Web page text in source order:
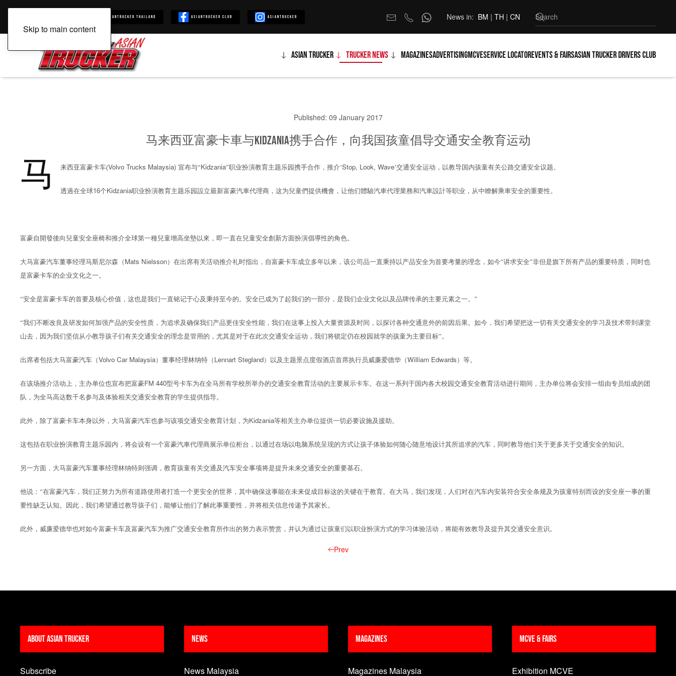
Skip to main content
Asiantrucker Thailand Asiantrucker Club Asiantrucker News in: BM | TH | CN
Asian Trucker Trucker News MagazinesAdvertisingMCVEService locatorEvents & FairsAsian Trucker Drivers Club
Published: 09 January 2017
马来西亚富豪卡車与Kidzania携手合作，向我国孩童倡导交通安全教育运动
马 来西亚富豪卡车(Volvo Trucks Malaysia) 宣布与“Kidzania”职业扮演教育主题乐园携手合作，推介‘Stop, Look, Wave’交通安全运动 ，以教导国内孩童有关公路交通安全议题。
透過在全球16个Kidzania职业扮演教育主题乐园設立最新富豪汽車代理商，这为兒童們提供機會，让他们體驗汽車代理業務和汽車設計等职业，从中瞭解乘車安全的重要性。
富豪自開發後向兒童安全座椅和推介全球第一種兒童增高坐墊以來，即一直在兒童安全創新方面扮演倡導性的角色。
大马富豪汽车董事经理马斯尼尔森 （ Mats Nielsson）在出席有关活动推介礼时指出，自富豪卡车成立多年以来，该公司品一直秉持以产品安全为首要考量的理念，如今“讲求安全”非但是旗下所有产品的重要特质，同时也
是富豪卡车的企业文化之一。
“安全是富豪卡车的首要及核心价值，这也是我们一直铭记于心及秉持至今的。安全已成为了起我们的一部分，是我们企业文化以及品牌传承的主要元素之一。”
“我们不断改良及研发如何加强产品的安全性质，为追求及确保我们产品更佳安全性能，我们在这事上投入大量资源及时间，以探讨各种交通意外的前因后果。如今，我们希望把这一切有关交通安全的学习及技术带到课堂
山去，因为我们坚信从小教导孩子们有关交通安全的理念是管用的，尤其是对于在此次交通安全运动，我们将锁定仍在校园就学的孩童为主要目标”。
出席者包括大马富豪汽车（Volvo Car Malaysia）董事经理林纳特（ Lennart Stegland）以及主题景点度假酒店首席执行员威廉爱德华 （William Edwards ）等。
在该场推介活动上，主办单位也宣布把富豪FM 440型号卡车为在全马所有学校所举办的交通安全教育活动的主要展示卡车。在这一系列于国内各大校园交通安全教育活动进行期间，主办单位将会安排一组由专员组成的团
队，为全马高达数千名参与及体验相关交通安全教育的学生提供指导。
此外，除了富豪卡车本身以外，大马富豪汽车也参与该项交通安全教育计划，为Kidzania等相关主办单位提供一切必要设施及援助。
这包括在职业扮演教育主题乐园内，将会设有一个富豪汽車代理商展示单位柜台，以通过在场以电脑系统呈现的方式让孩子体验如何随心随意地设计其所追求的汽车，同时教导他们关于更多关于交通安全的知识。
另一方面，大马富豪汽车董事经理林纳特则强调，教育孩童有关交通及汽车安全事项将是提升未来交通安全的重要基石。
他说： “在富豪汽车，我们正努力为所有道路使用者打造一个更安全的世界，其中确保这事能在未来促成目标这的关键在于教育。在大马，我们发现，人们对在汽车内安装符合安全条规及为孩童特别而设的安全座一事的重
要性缺乏认知。因此，我们希望通过教导孩子们，能够让他们了解此事重要性，并将相关信息传递予其家长。
此外，威廉爱德华也对如今富豪卡车及富豪汽车为推广交通安全教育所作出的努力表示赞赏，并认为通过让孩童们以职业扮演方式的学习体验活动，将能有效教导及提升其交通安全意识。
Prev
About Asian Trucker
Subscribe
News
News Malaysia
Magazines
Magazines Malaysia
MCVE & Fairs
Exhibition MCVE